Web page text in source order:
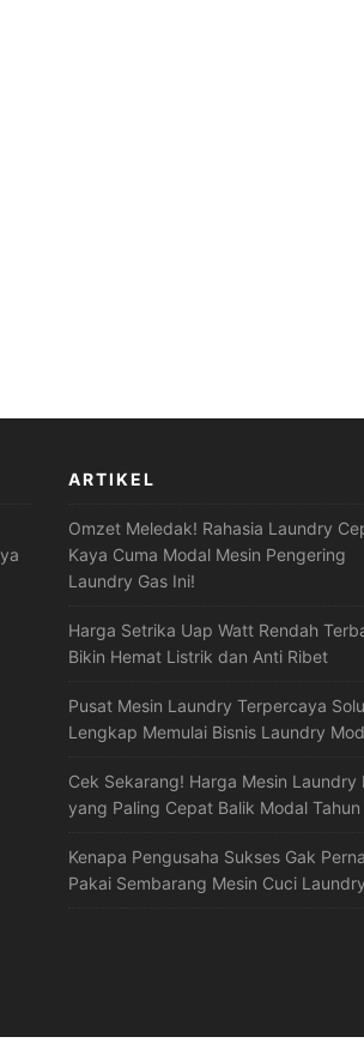
ARTIKEL
Omzet Meledak! Rahasia Laundry
Kaya Cuma Modal Mesin Pengering
Laundry Gas Ini!
Harga Setrika Uap Watt Rendah
Bikin Hemat Listrik dan Anti Ribet
Pusat Mesin Laundry Terpercaya
Lengkap Memulai Bisnis Laundry
Cek Sekarang! Harga Mesin Laundry
yang Paling Cepat Balik Modal Tahun
Kenapa Pengusaha Sukses Gak
Pakai Sembarang Mesin Cuci